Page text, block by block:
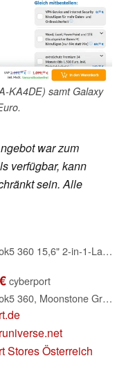
KA4DE) samt Galaxy
war zum
verfügbar, kann
sein. Alle
Samsung Galaxy Book5 360 15,6" 2-in-1-Laptop, Convertible AI-Notebook mit Intel Core Ultra 7 Prozessor, 32 GB RAM, 1 TB Speicher, Moonstone Gray, 3 Jahre Herstellergarantie [Exklusiv bei Amazon]
cyberport
Samsung Galaxy Book5 360, Moonstone Gray, Core Ultra 7 258V, 32GB RAM, 1TB SSD, DE (NP750QHA-KA4DE)
Stores Österreich